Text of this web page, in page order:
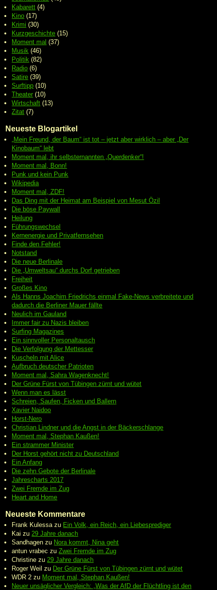
Kabarett (4)
Kino (17)
Krimi (30)
Kurzgeschichte (15)
Moment mal (37)
Musik (46)
Politik (82)
Radio (6)
Satire (39)
Surftipp (10)
Theater (10)
Wirtschaft (13)
Zitat (7)
Neueste Blogartikel
„Mein Freund, der Baum“ ist tot – jetzt aber wirklich – aber „Der
Kinobaum“ lebt
Moment mal, ihr selbsternannten „Querdenker“!
Moment mal, Bonn!
Punk und kein Punk
Wikipedia
Moment mal, ZDF!
Das Ding mit der Heimat am Beispiel von Mesut Özil
Die böse Paywall
Heilung
Führungswechsel
Kernenergie und Privatfernsehen
Finde den Fehler!
Notstand
Die neue Berlinale
Die „Umweltsau“ durchs Dorf getrieben
Freiheit
Großes Kino
Als Hanns Joachim Friedrichs einmal Fake-News verbreitete und
dadurch die Berliner Mauer fällte
Neulich im Gauland
Immer fair zu Nazis bleiben
Surfing Magazines
Ein sinnvoller Personaltausch
Die Verfolgung der Mettesser
Kuscheln mit Alice
Aufbruch deutscher Patrioten
Moment mal, Sahra Wagenknecht!
Der Grüne Fürst von Tübingen zürnt und wütet
Wenn man es lässt
Schreien, Saufen, Ficken und Ballern
Xavier Naidoo
Horst-Nero
Christian Lindner und die Angst in der Bäckerschlange
Moment mal, Stephan Kaußen!
Ein strammer Minister
Der Horst gehört nicht zu Deutschland
Ein Anfang
Die zehn Gebote der Berlinale
Jahrescharts 2017
Zwei Fremde im Zug
Heart and Home
Neueste Kommentare
Frank Kulessa zu Ein Volk, ein Reich, ein Liebesprediger
Kai zu 29 Jahre danach
Sandhagen zu Nora kommt, Nina geht
antun vrabec zuZwei Fremde im Zug
Christine zu 29 Jahre danach
Roger Weil zu Der Grüne Fürst von Tübingen zürnt und wütet
WDR 2 zu Moment mal, Stephan Kaußen!
Neuer unsäglicher Vergleich: „Was der AfD der Flüchtling ist den